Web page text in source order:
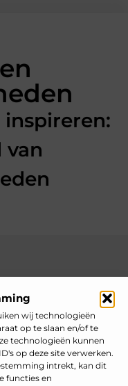
wij technologieën
op te slaan en/of te
technologieën kunnen
op deze site verwerken.
intrekt, kan dit
functies en
inspireren:
van
dagelijks leven.
artikelen die je helpen
praktische adviezen